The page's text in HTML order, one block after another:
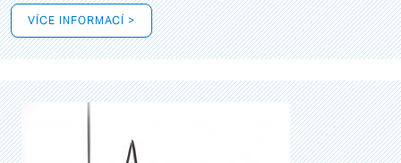
VÍCE INFORMACÍ >